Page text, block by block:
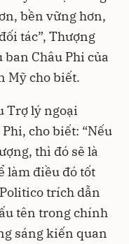
bền vững hơn,
tác”, Thượng
Châu Phi của
Mỹ cho biết.
Trợ lý ngoại
cho biết: “Nếu
thì đó sẽ là
làm điều đó tốt
trích dẫn
tên trong chính
sáng kiến quan